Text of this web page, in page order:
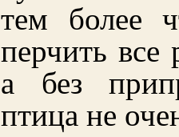
тем более
перчить все
а без
птица не